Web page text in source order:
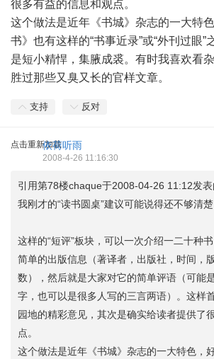
很多有益的信息和观点。
这个做法是近年《书城》杂志的一大特
书》也有这样的“书事近录”或“外刊过眼”
是短小精悍，集腋成裘。有时我喜欢看
胜过那些又臭又长的官样文章。
支持 反对
点击重新加载依荷听雨
2008-4-26 11:16:30
引用第78楼chaque于2008-04-26 11:12发表
我刚才的“读书圆桌”建议可能说得还不够清
这样的“短评”板块，可以一次介绍一二十种
简单的出版信息（著译者，出版社，时间，
数），然后就是大家对它的简单评语（可能
字，也可以是很多人写的三言两语）。这样
园地的精彩意见，其次是确实给读者提供了
点。
这个做法是近年《书城》杂志的一大特色，